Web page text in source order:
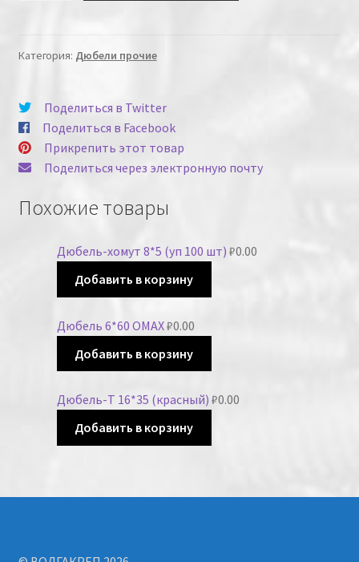
Категория: Дюбели прочие
Поделиться в Twitter
Поделиться в Facebook
Прикрепить этот товар
Поделиться через электронную почту
Похожие товары
Дюбель-хомут 8*5 (уп 100 шт) ₽0.00
Добавить в корзину
Дюбель 6*60 OMAX₽0.00
Добавить в корзину
Дюбель-Т 16*35 (красный) ₽0.00
Добавить в корзину